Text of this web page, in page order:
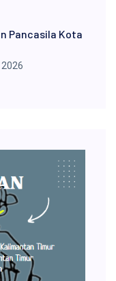
Pancasila Kota